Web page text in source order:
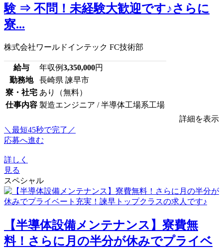
験 ⇒ 不問！未経験大歓迎です♪さらに
寮...
株式会社ワールドインテック FC技術部
給与 年収例3,350,000円
勤務地
長崎県 諫早市
寮・社宅 あり（無料）
仕事内容 製造エンジニア / 半導体工場系工場
詳細を表示
＼最短45秒で完了／
応募へ進む
詳しく
見る
スペシャル
【半導体設備メンテナンス】寮費無
料！さらに月の半分が休みでプライベ